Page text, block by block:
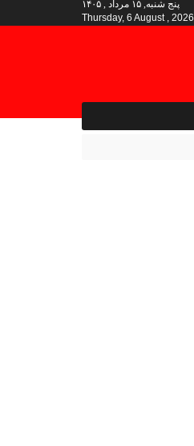
پنج شنبه, ۱۵ مرداد , ۱۴۰۵
Thursday, 6 August , 2026